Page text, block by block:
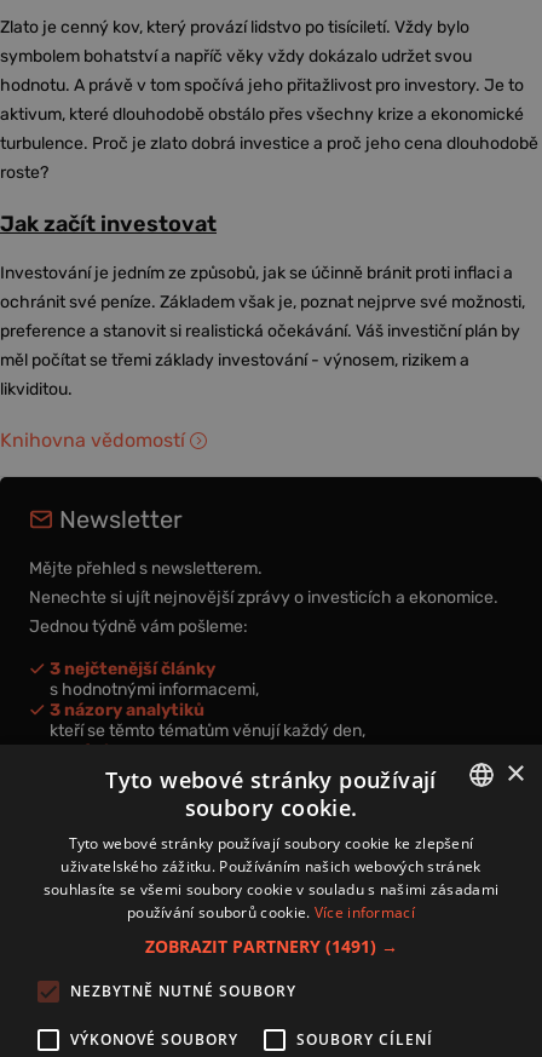
Zlato je cenný kov, který provází lidstvo po tisíciletí. Vždy bylo
symbolem bohatství a napříč věky vždy dokázalo udržet svou
hodnotu. A právě v tom spočívá jeho přitažlivost pro investory. Je to
aktivum, které dlouhodobě obstálo přes všechny krize a ekonomické
turbulence. Proč je zlato dobrá investice a proč jeho cena dlouhodobě
roste?
Jak začít investovat
Investování je jedním ze způsobů, jak se účinně bránit proti inflaci a
ochránit své peníze. Základem však je, poznat nejprve své možnosti,
preference a stanovit si realistická očekávání. Váš investiční plán by
měl počítat se třemi základy investování - výnosem, rizikem a
likviditou.
Knihovna vědomostí
Newsletter
Mějte přehled s newsletterem.
Nenechte si ujít nejnovější zprávy o investicích a ekonomice.
Jednou týdně vám pošleme:
3 nejčtenější články
s hodnotnými informacemi,
3 názory analytiků
kteří se těmto tématům věnují každý den,
nová videa a podcasty
k prohloubení vašich znalostí.
Přihlášením k newsletteru vyjadřujete svůj souhlas spodmínkami
zpracování osobních údajů.
Zásady používání souborů cookies
Autoři
CZECH
×
Tyto webové stránky používají
soubory cookie.
Tyto webové stránky používají soubory cookie ke zlepšení
uživatelského zážitku. Používáním našich webových stránek
souhlasíte se všemi soubory cookie v souladu s našimi zásadami
používání souborů cookie. Více informací
ZOBRAZIT PARTNERY (1491) →
NEZBYTNĚ NUTNÉ SOUBORY
VÝKONOVÉ SOUBORY SOUBORY CÍLENÍ